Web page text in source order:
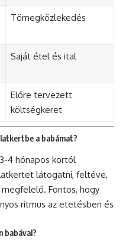
Tömegközlekedés
Saját étel és ital
Előre tervezett
költségkeret
a babámat?
4 hónapos kortól
látogatni, feltéve,
Fontos, hogy
ritmus az etetésben és
babával?